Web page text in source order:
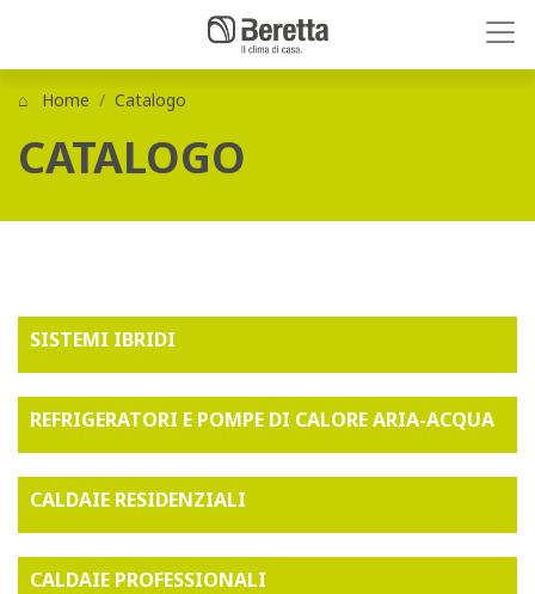
Home Catalogo
CATALOGO
SISTEMI IBRIDI
REFRIGERATORI E POMPE DI CALORE ARIA-ACQUA
CALDAIE RESIDENZIALI
CALDAIE PROFESSIONALI